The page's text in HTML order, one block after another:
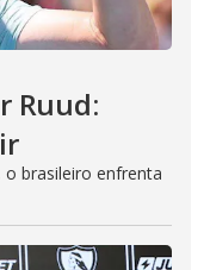
Ruud:
brasileiro enfrenta